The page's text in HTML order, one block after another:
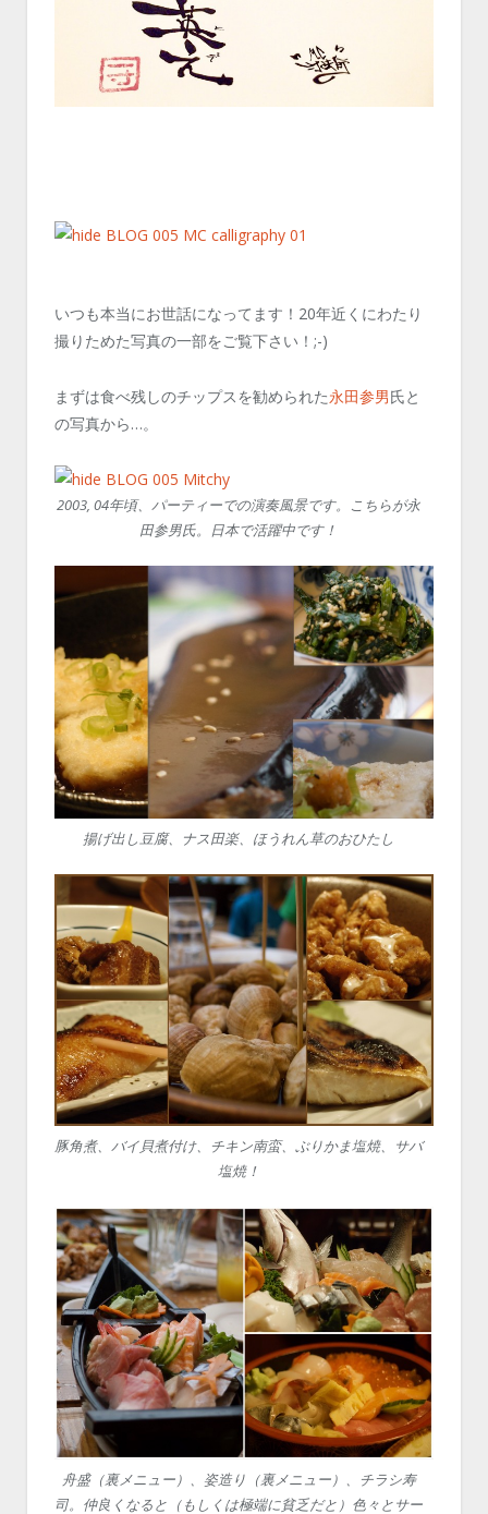
いつも本当にお世話になってます！20年近くにわたり
撮りためた写真の一部をご覧下さい！;-)
まずは食べ残しのチップスを勧められた永田参男氏と
の写真から…。
2003, 04年頃、パーティーでの演奏風景です。こちらが永
田参男氏。日本で活躍中です！
揚げ出し豆腐、ナス田楽、ほうれん草のおひたし
豚角煮、バイ貝煮付け、チキン南蛮、ぶりかま塩焼、サバ
塩焼！
舟盛（裏メニュー）、姿造り（裏メニュー）、チラシ寿
司。仲良くなると（もしくは極端に貧乏だと）色々とサー